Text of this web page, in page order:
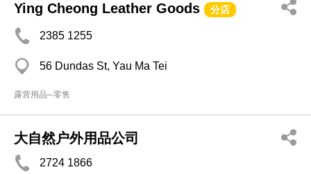
Ying Cheong Leather Goods 分店
2385 1255
56 Dundas St, Yau Ma Tei
露营用品─零售
大自然户外用品公司
2724 1866